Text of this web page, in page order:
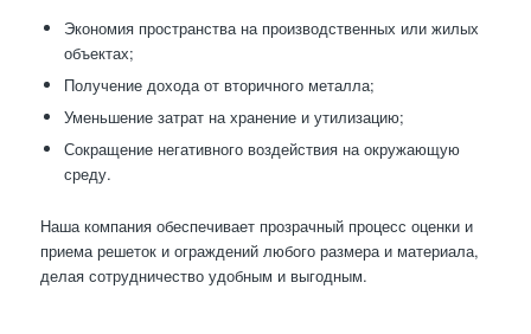
Экономия пространства на производственных или жилых
объектах;
Получение дохода от вторичного металла;
Уменьшение затрат на хранение и утилизацию;
Сокращение негативного воздействия на окружающую
среду.
Наша компания обеспечивает прозрачный процесс оценки и
приема решеток и ограждений любого размера и материала,
делая сотрудничество удобным и выгодным.